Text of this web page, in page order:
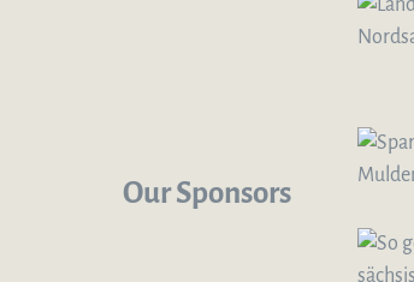
Our Sponsors